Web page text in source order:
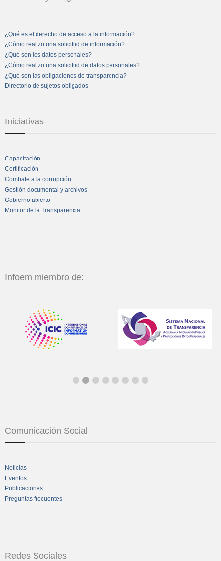
¿Qué es el derecho de acceso a la información?
¿Cómo realizo una solicitud de información?
¿Qué son los datos personales?
¿Cómo realizo una solicitud de datos personales?
¿Qué son las obligaciones de transparencia?
Directorio de sujetos obligados
Iniciativas
Capacitación
Certificación
Combate a la corrupción
Gestión documental y archivos
Gobierno abierto
Monitor de la Transparencia
Infoem miembro de:
Comunicación Social
Noticias
Eventos
Publicaciones
Preguntas frecuentes
Redes Sociales